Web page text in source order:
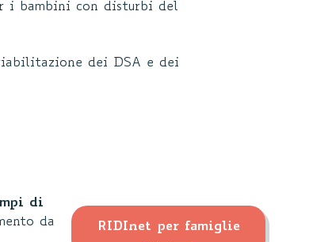
i bambini con disturbi del
dei DSA e dei
di
da
RIDInet per famiglie